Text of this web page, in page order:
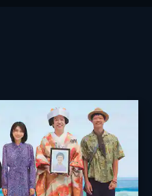
川瀬絵梨
近藤フク
松本行央
青柳信孝